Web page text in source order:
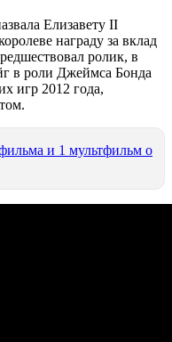
Елизавету II
награду за вклад
ролик, в
в роли Джеймса Бонда
игр 2012 года,
и 1 мультфильм о